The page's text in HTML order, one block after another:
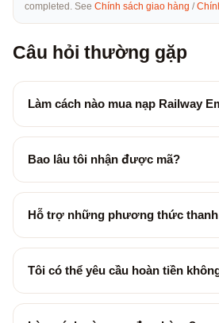
completed. See Chính sách giao hàng /
Câu hỏi thường gặp
Làm cách nào mua nạp Railway
Bao lâu tôi nhận được mã?
Hỗ trợ những phương thức thanh
Tôi có thể yêu cầu hoàn tiền